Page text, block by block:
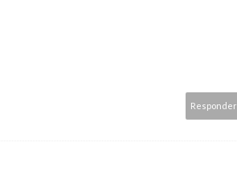
Responder